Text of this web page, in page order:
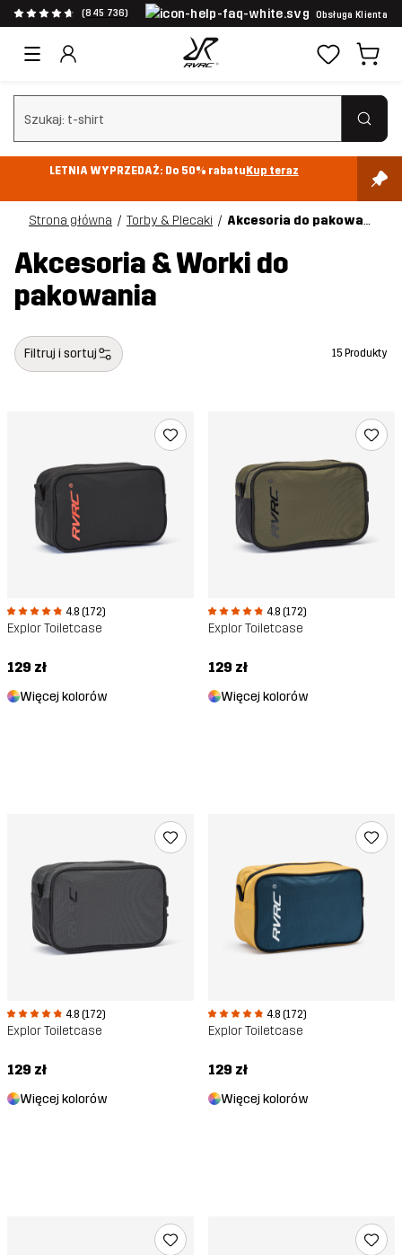
(845 736) Obsługa Klienta
Wyczyść wyszukiwanie
LETNIA WYPRZEDAŻ: Do 50% rabatuKup teraz
Strona główna Torby & Plecaki Akcesoria do pakowania
Akcesoria & Worki do
pakowania
Filtruj i sortuj 15 Produkty
4.8 (172)
Explor Toiletcase
129 zł
Więcej kolorów
4.8 (172)
Explor Toiletcase
129 zł
Więcej kolorów
4.8 (172)
Explor Toiletcase
129 zł
Więcej kolorów
4.8 (172)
Explor Toiletcase
129 zł
Więcej kolorów